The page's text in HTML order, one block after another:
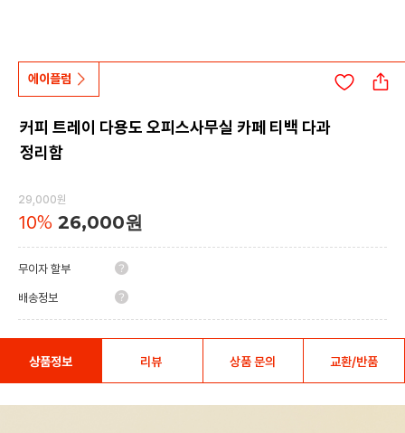
에이플럼
커피 트레이 다용도 오피스사무실 카페 티백 다과
정리함
29,000원
10% 26,000원
무이자 할부
배송정보
상품정보 리뷰 상품 문의 교환/반품